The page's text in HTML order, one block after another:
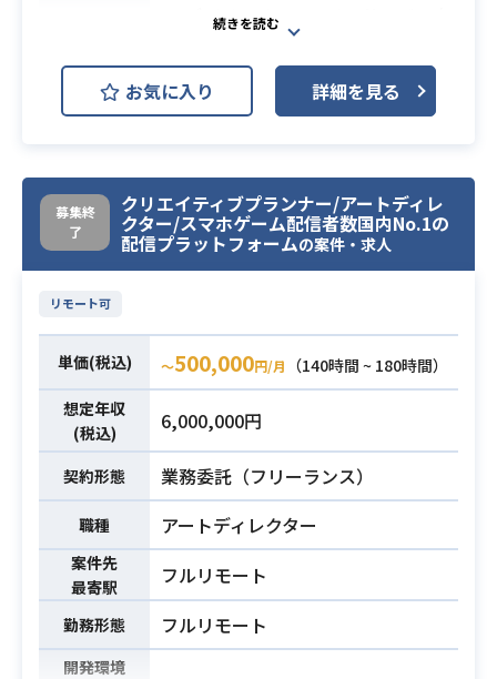
いま世界中のゲームデベロッパーか
ら注目されている真のゲーム好き達
と一緒に働くことができます！
これからのゲーム業界に求められる
学ぶことができます。
【開発環境】
・Unity/UE5
・Substance Designer/Substance
・Blender/Maya
す。
必須スキル
・クリエイティブディレクター/アー
トディレクターとしての業務経験
（上記に類似する経験でも問題ござ
いません。）
・日本語でスムーズなコミュニケー
ションを取れる方
3Dデザインチームでは、サービス内
のイベントでリリースされる衣装・
アイテム等のモデル制作を内製、外
部発注と2つに分けて行っておりま
なアセットで、ユーザーに魅力的に
思ってもらえるように高いクオリテ
ィが求められており、日々切磋琢磨
しながら制作にあたっています。
・外注ディレクションとその進行管
・外部制作会社様の3Dモデリングの
ディレクション
・オリジナルゲームに使用するアセ
ット制作のディレクション
・衣装、アイテムなどのUnity上での
セットアップ
・DCCツール（Maya・3ds Max・Bl
enderなど）を利用しての実務経験1
お気に入り 詳細を見る
募集終
了
クリエイティブプランナー/アートディレ
クター/スマホゲーム配信者数国内No.1の
配信プラットフォームの案件・求人
リモート可
単価(税込) 〜500,000円/月
（140時間 ~ 180時間）
想定年収
(税込)
6,000,000円
契約形態 業務委託（フリーランス）
職種 アートディレクター
案件先
最寄駅
フルリモート
勤務形態 フルリモート
開発環境